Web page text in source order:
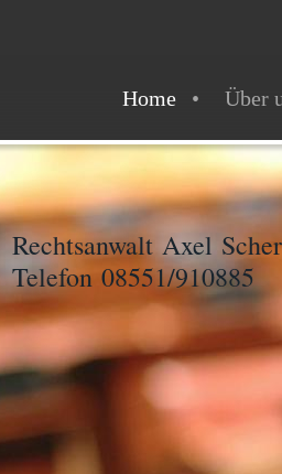
Home Über
Rechtsanwalt Axel
Telefon 08551/910885